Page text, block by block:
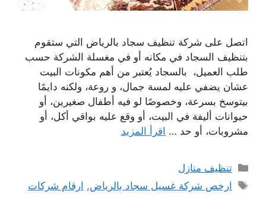
اتصل على شركة تنظيف سجاد بالرياض التي ستقوم
بتنظيف السجاد في مكانه أو في مغسلة الشركة حسب
طلب العميل، بالسجاد يُعتبر من أهم مكونات البيت
عشان يضفي عليه لمسة جمال، و روعة، ولكنه دايمًا
بيتوسخ بسرعة، وخصوصًا لو فيه أطفال صغيرين، أو
حيوانات أليفة في البيت، أو وقع عليه بواقي أكل، أو
مشروبات، أو حد … اقرأ المزيد
التصنيفات
تنظيف منازل
الوسوم
ارخص شركة غسيل سجاد بالرياض, ارقام شركات